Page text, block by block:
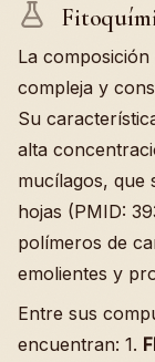
La composición
compleja y
Su
alta
mucílagos, que
hojas (PMID:
polímeros de
emolientes y
Entre sus
encuentran: 1.